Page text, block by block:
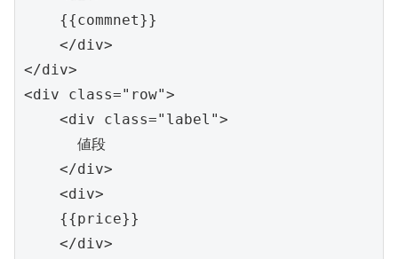
    {{commnet}}
    </div>
</div>
<div class="row">
    <div class="label">
      値段
    </div>
    <div>
    {{price}}
    </div>